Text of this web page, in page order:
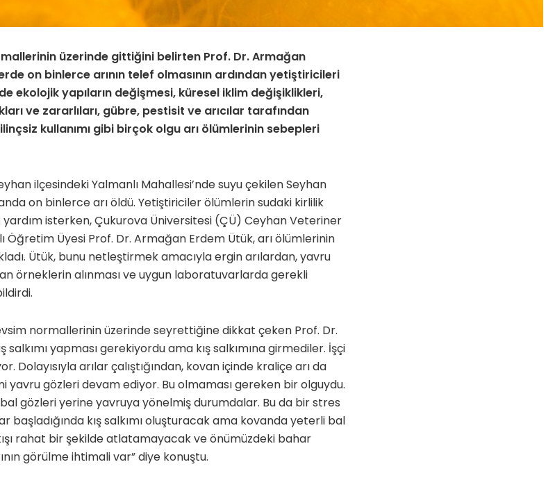
üzerinde gittiğini belirten Prof. Dr. Armağan
on binlerce arının telef olmasının ardından yetiştiricileri
ekolojik yapıların değişmesi, küresel iklim değişiklikleri,
ve zararlıları, gübre, pestisit ve arıcılar tarafından
kullanımı gibi birçok olgu arı ölümlerinin sebepleri
ilçesindeki Yalmanlı Mahallesi’nde suyu çekilen Seyhan
on binlerce arı öldü. Yetiştiriciler ölümlerin sudaki kirlilik
isterken, Çukurova Üniversitesi (ÇÜ) Ceyhan Veteriner
Öğretim Üyesi Prof. Dr. Armağan Erdem Ütük, arı ölümlerinin
Ütük, bunu netleştirmek amacıyla ergin arılardan, yavru
örneklerin alınması ve uygun laboratuvarlarda gerekli
normallerinin üzerinde seyrettiğine dikkat çeken Prof. Dr.
salkımı yapması gerekiyordu ama kış salkımına girmediler. İşçi
Dolayısıyla arılar çalıştığından, kovan içinde kraliçe arı da
yavru gözleri devam ediyor. Bu olmaması gereken bir olguydu.
gözleri yerine yavruya yönelmiş durumdalar. Bu da bir stres
başladığında kış salkımı oluşturacak ama kovanda yeterli bal
rahat bir şekilde atlatamayacak ve önümüzdeki bahar
görülme ihtimali var” diye konuştu.